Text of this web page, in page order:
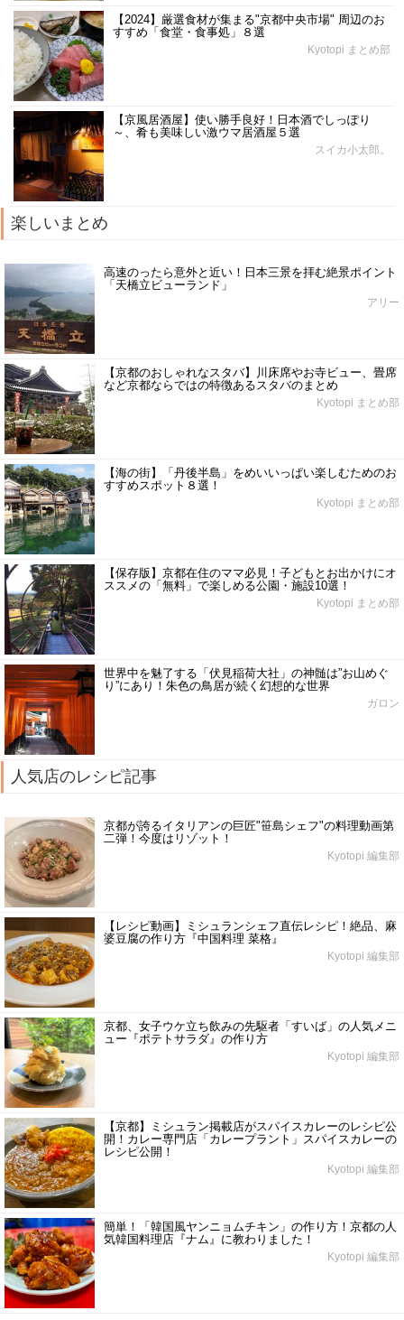
【2024】厳選食材が集まる"京都中央市場" 周辺のお
すすめ「食堂・食事処」８選
Kyotopi まとめ部
【京風居酒屋】使い勝手良好！日本酒でしっぽり
～、肴も美味しい激ウマ居酒屋５選
スイカ小太郎。
楽しいまとめ
高速のったら意外と近い！日本三景を拝む絶景ポイント
「天橋立ビューランド」
アリー
【京都のおしゃれなスタバ】川床席やお寺ビュー、畳席
など京都ならではの特徴あるスタバのまとめ
Kyotopi まとめ部
【海の街】「丹後半島」をめいいっぱい楽しむためのお
すすめスポット８選！
Kyotopi まとめ部
【保存版】京都在住のママ必見！子どもとお出かけにオ
ススメの「無料」で楽しめる公園・施設10選！
Kyotopi まとめ部
世界中を魅了する「伏見稲荷大社」の神髄は”お山めぐ
り”にあり！朱色の鳥居が続く幻想的な世界
ガロン
人気店のレシピ記事
京都が誇るイタリアンの巨匠"笹島シェフ"の料理動画第
二弾！今度はリゾット！
Kyotopi 編集部
【レシピ動画】ミシュランシェフ直伝レシピ！絶品、麻
婆豆腐の作り方『中国料理 菜格』
Kyotopi 編集部
京都、女子ウケ立ち飲みの先駆者「すいば」の人気メニ
ュー『ポテトサラダ』の作り方
Kyotopi 編集部
【京都】ミシュラン掲載店がスパイスカレーのレシピ公
開！カレー専門店「カレープラント」スパイスカレーの
レシピ公開！
Kyotopi 編集部
簡単！「韓国風ヤンニョムチキン」の作り方！京都の人
気韓国料理店『ナム』に教わりました！
Kyotopi 編集部